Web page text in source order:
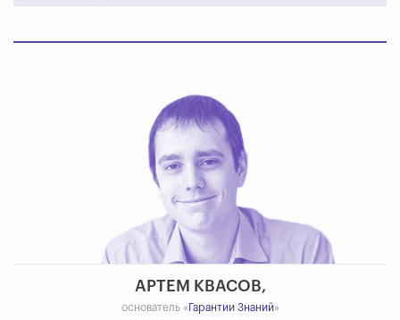
АРТЕМ КВАСОВ,
основатель « Гарантии Знаний»